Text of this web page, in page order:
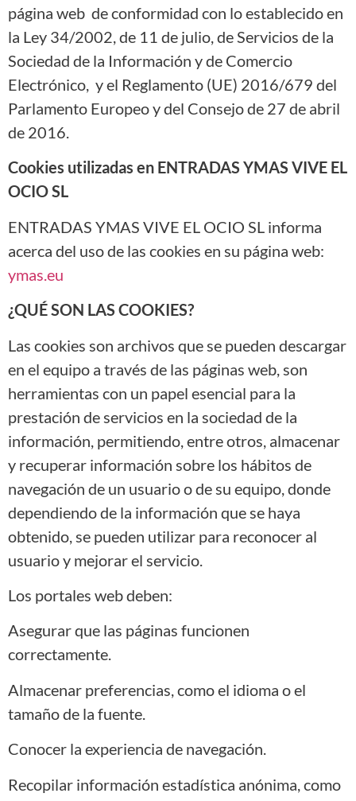
página web de conformidad con lo establecido en
la Ley 34/2002, de 11 de julio, de Servicios de la
Sociedad de la Información y de Comercio
Electrónico, y el Reglamento (UE) 2016/679 del
Parlamento Europeo y del Consejo de 27 de abril
de 2016.
Cookies utilizadas en ENTRADAS YMAS VIVE EL
OCIO SL
ENTRADAS YMAS VIVE EL OCIO SL informa
acerca del uso de las cookies en su página web:
ymas.eu
¿QUÉ SON LAS COOKIES?
Las cookies son archivos que se pueden descargar
en el equipo a través de las páginas web, son
herramientas con un papel esencial para la
prestación de servicios en la sociedad de la
información, permitiendo, entre otros, almacenar
y recuperar información sobre los hábitos de
navegación de un usuario o de su equipo, donde
dependiendo de la información que se haya
obtenido, se pueden utilizar para reconocer al
usuario y mejorar el servicio.
Los portales web deben:
Asegurar que las páginas funcionen
correctamente.
Almacenar preferencias, como el idioma o el
tamaño de la fuente.
Conocer la experiencia de navegación.
Recopilar información estadística anónima, como